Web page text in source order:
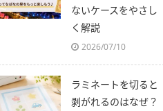
ないケースをやさし
く解説
2026/07/10
ラミネートを切ると
剥がれるのはなぜ？